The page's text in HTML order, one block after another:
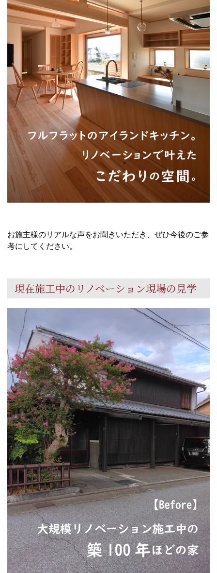
お施主様のリアルな声をお聞きいただき、ぜひ今後のご参
考にしてください。
現在施工中のリノベーション現場の見学